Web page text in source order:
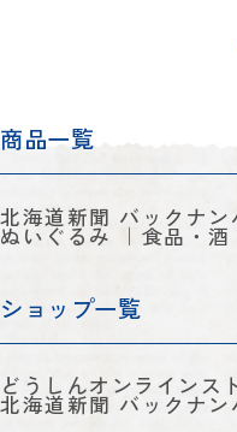
商品一覧
北海道新聞 バックナン
ぬいぐるみ 食品・酒
ショップ一覧
どうしんオンラインス
北海道新聞 バックナン